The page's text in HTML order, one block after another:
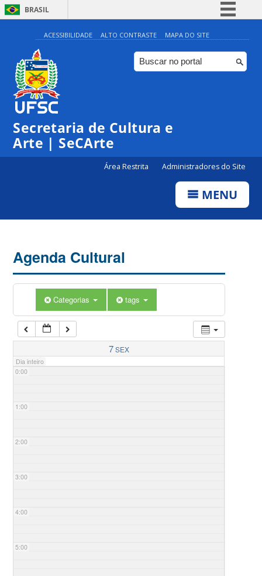
BRASIL
Simplifique!
Comunica BR
Participe
ACESSIBILIDADE ALTO CONTRASTE MAPA DO SITE
Secretaria de Cultura e
Arte | SeCArte
Área Restrita Administradores do Site
MENU
Agenda Cultural
Categorias tags
7SEX
Dia inteiro
0:00
1:00
2:00
3:00
4:00
5:00